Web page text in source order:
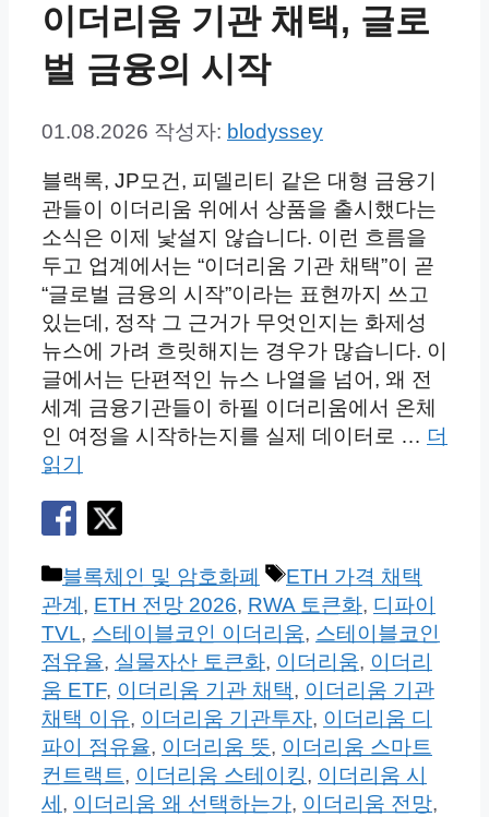
이더리움 기관 채택, 글로
벌 금융의 시작
01.08.2026 작성자: blodyssey
블랙록, JP모건, 피델리티 같은 대형 금융기
관들이 이더리움 위에서 상품을 출시했다는
소식은 이제 낯설지 않습니다. 이런 흐름을
두고 업계에서는 “이더리움 기관 채택”이 곧
“글로벌 금융의 시작”이라는 표현까지 쓰고
있는데, 정작 그 근거가 무엇인지는 화제성
뉴스에 가려 흐릿해지는 경우가 많습니다. 이
글에서는 단편적인 뉴스 나열을 넘어, 왜 전
세계 금융기관들이 하필 이더리움에서 온체
인 여정을 시작하는지를 실제 데이터로 … 더
읽기
카
테
고
리
블록체인 및 암호화폐
태
그
ETH 가격 채택
관계 , ETH 전망 2026, RWA 토큰화, 디파이
TVL, 스테이블코인 이더리움, 스테이블코인
점유율, 실물자산 토큰화, 이더리움, 이더리
움 ETF, 이더리움 기관 채택, 이더리움 기관
채택 이유, 이더리움 기관투자, 이더리움 디
파이 점유율, 이더리움 뜻, 이더리움 스마트
컨트랙트, 이더리움 스테이킹, 이더리움 시
세 , 이더리움 왜 선택하는가, 이더리움 전망,